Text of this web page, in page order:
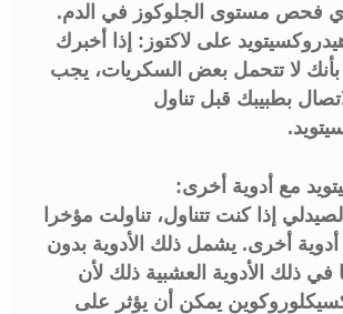
فحص مستوى الجلوكوز في الدم.
على لاكتوز: إذا أخبرك
بأنك لا تتحمل بعض السكريات، يجب
بطبيبك قبل تناول
مع أدوية أخرى:
إذا كنت تتناول، تناولت مؤخرا
أدوية أخرى. يشمل ذلك الأدوية بدون
في ذلك الأدوية العشبية ذلك لأن
يمكن أن يؤثر على